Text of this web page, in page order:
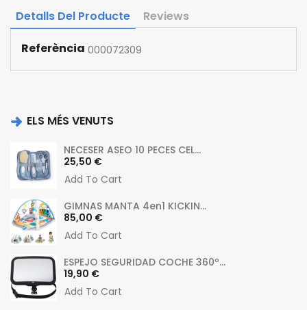
Detalls Del Producte Reviews
Referència 000072309
ELS MÉS VENUTS
NECESER ASEO 10 PECES CEL...
Preu
25,50 €
Add To Cart
GIMNAS MANTA 4en1 KICKIN...
Preu
85,00 €
Add To Cart
ESPEJO SEGURIDAD COCHE 360º...
Preu
19,90 €
Add To Cart